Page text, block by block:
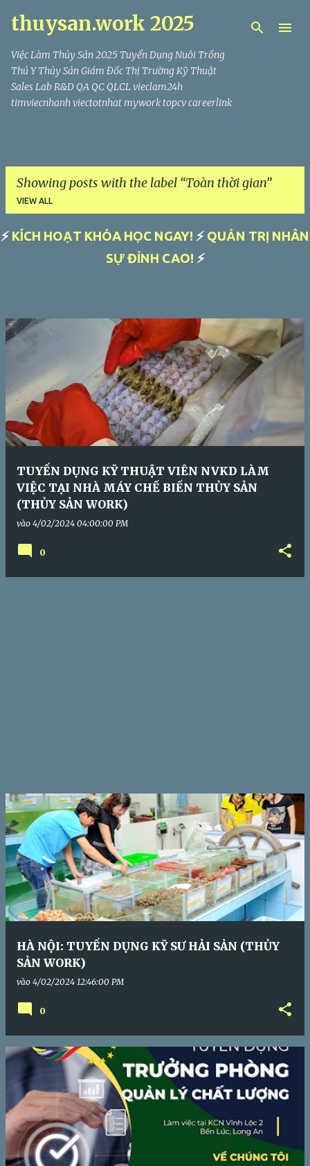
Skip to main content
thuysan.work 2025
Việc Làm Thủy Sản 2025 Tuyển Dụng Nuôi Trồng
Thú Y Thủy Sản Giám Đốc Thị Trường Kỹ Thuật
Sales Lab R&D QA QC QLCL vieclam24h
timviecnhanh viectotnhat mywork topcv careerlink
Showing posts with the label Toàn thời gian
VIEW ALL
s
⚡ KÍCH HOẠT KHÓA HỌC NGAY! ⚡ QUẢN TRỊ NHÂN
SỰ ĐỈNH CAO! ⚡
TUYỂN DỤNG KỸ THUẬT VIÊN NVKD LÀM
VIỆC TẠI NHÀ MÁY CHẾ BIẾN THỦY SẢN
(THỦY SẢN WORK)
vào 4/02/2024 04:00:00 PM
0
HÀ NỘI: TUYỂN DỤNG KỸ SƯ HẢI SẢN (THỦY
SẢN WORK)
vào 4/02/2024 12:46:00 PM
0